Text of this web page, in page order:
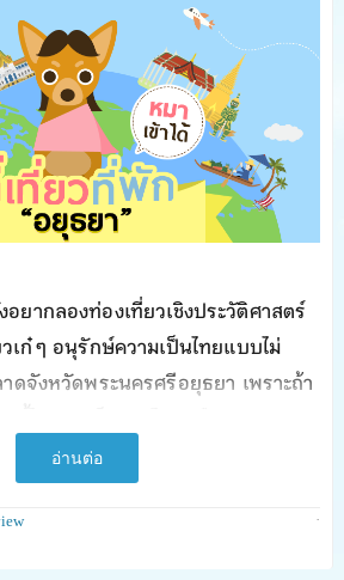
ยากลองท่องเที่ยวเชิงประวัติศาสตร์
เก๋ ๆ อนุรักษ์ความเป็นไทยแบบไม่
ดจังหวัดพระนครศรีอยุธยา เพราะถ้า
ไม่ว่าจะเป็นชาวไทยหรือชาวต่างชาติ
ะอยากกลับมาอีกเป็นซ้ำสอง
พาเพื่อน ๆ และน้องหมาสุดรักไป
อ่านต่อ
·